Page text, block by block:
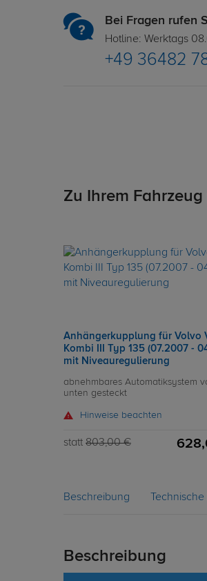
Bei Fragen rufen
Hotline: Werktags
+49 36482
Zu Ihrem
Anhängerkupplung für Volvo
Kombi III Typ 135 (07.2007 -
mit Niveauregulierung
abnehmbares Automatiksystem
unten gesteckt
Hinweise beachten
statt 803,00 €
Beschreibung
Beschreibung